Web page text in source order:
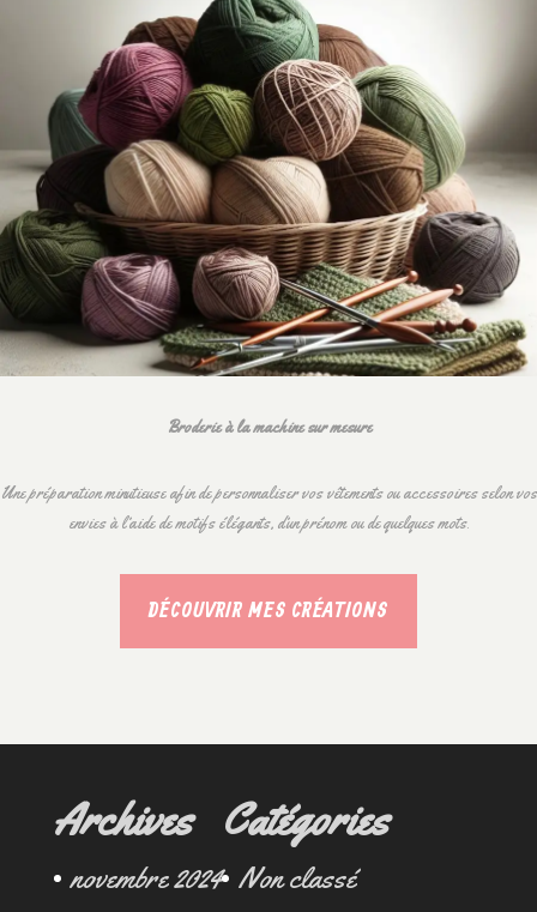
Broderie à la machine sur mesure
Une préparation minutieuse afin de personnaliser vos vêtements ou accessoires selon vos
envies à l’aide de motifs élégants, d’un prénom ou de quelques mots.
DÉCOUVRIR MES CRÉATIONS
Archives
novembre 2024
Catégories
Non classé